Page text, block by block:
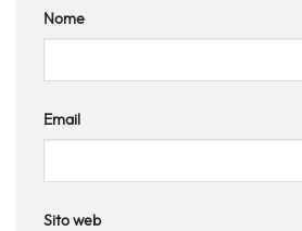
Nome
Email
Sito web